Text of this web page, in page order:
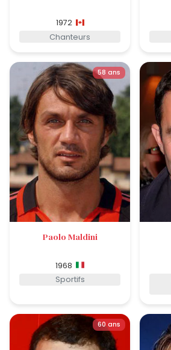
1972
Chanteurs
58 ans
Paolo Maldini
1968
Sportifs
60 ans